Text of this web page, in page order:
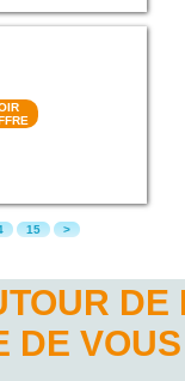
15 >
DE
DE